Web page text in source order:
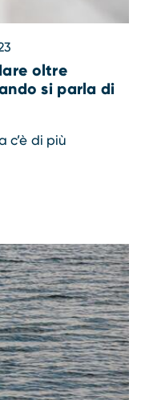
oltre
si parla di
c’è di più